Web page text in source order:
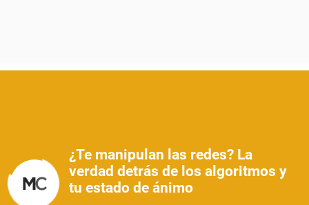
¿Te manipulan las redes? La
verdad detrás de los algoritmos y
tu estado de ánimo